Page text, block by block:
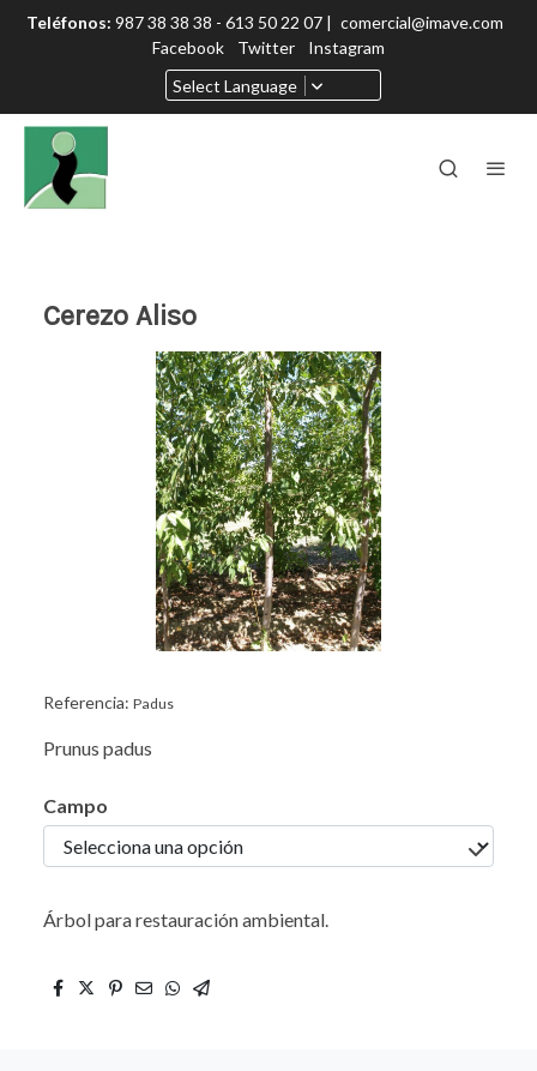
Teléfonos: 987 38 38 38 - 613 50 22 07 | comercial@imave.com
Facebook
Twitter
Instagram
Select Language
Cerezo Aliso
Referencia: Padus
Prunus padus
Campo
Árbol para restauración ambiental.